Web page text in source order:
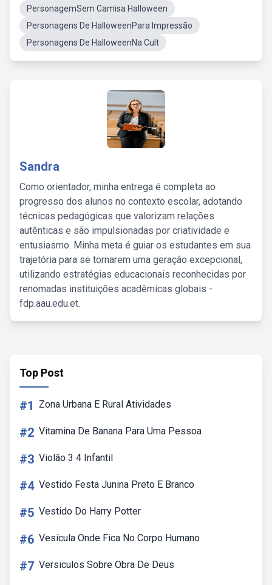
PersonagemSem Camisa Halloween
Personagens De HalloweenPara Impressão
Personagens De HalloweenNa Cult
Sandra
Como orientador, minha entrega é completa ao
progresso dos alunos no contexto escolar, adotando
técnicas pedagógicas que valorizam relações
autênticas e são impulsionadas por criatividade e
entusiasmo. Minha meta é guiar os estudantes em sua
trajetória para se tornarem uma geração excepcional,
utilizando estratégias educacionais reconhecidas por
renomadas instituições acadêmicas globais -
fdp.aau.edu.et.
Top Post
#1 Zona Urbana E Rural Atividades
#2 Vitamina De Banana Para Uma Pessoa
#3 Violão 3 4 Infantil
#4 Vestido Festa Junina Preto E Branco
#5 Vestido Do Harry Potter
#6 Vesícula Onde Fica No Corpo Humano
#7 Versiculos Sobre Obra De Deus